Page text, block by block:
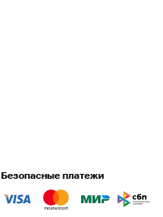
Безопасные платежи